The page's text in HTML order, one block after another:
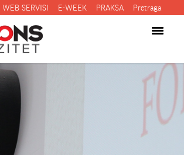
WEB SERVISI E-WEEK PRAKSA Pretraga